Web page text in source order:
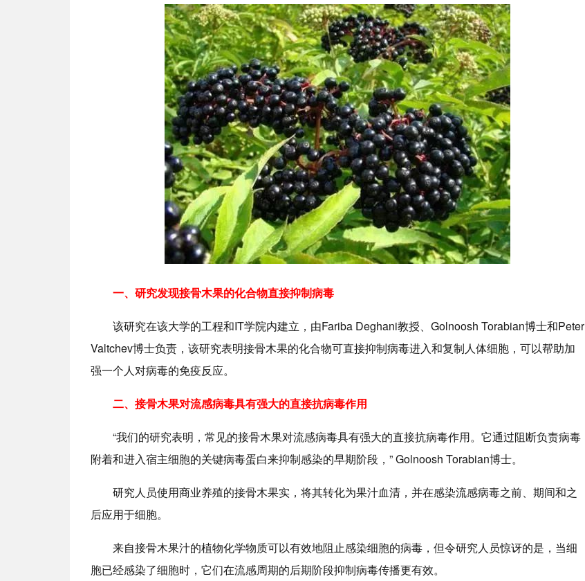
一、研究发现接骨木果的化合物直接抑制病毒
该研究在该大学的工程和IT学院内建立，由Fariba Deghani教授、Golnoosh Torabian博士和Peter
Valtchev博士负责，该研究表明接骨木果的化合物可直接抑制病毒进入和复制人体细胞，可以帮助加
强一个人对病毒的免疫反应。
二、接骨木果对流感病毒具有强大的直接抗病毒作用
“我们的研究表明，常见的接骨木果对流感病毒具有强大的直接抗病毒作用。它通过阻断负责病毒
附着和进入宿主细胞的关键病毒蛋白来抑制感染的早期阶段，” Golnoosh Torabian博士。
研究人员使用商业养殖的接骨木果实，将其转化为果汁血清，并在感染流感病毒之前、期间和之
后应用于细胞。
来自接骨木果汁的植物化学物质可以有效地阻止感染细胞的病毒，但令研究人员惊讶的是，当细
胞已经感染了细胞时，它们在流感周期的后期阶段抑制病毒传播更有效。